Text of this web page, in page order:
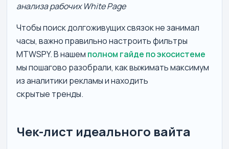
анализа рабочих White Page
Чтобы поиск долгоживущих связок не занимал
часы, важно правильно настроить фильтры
MTWSPY. В нашем полном гайде по экосистеме
мы пошагово разобрали, как выжимать максимум
из аналитики рекламы и находить
скрытые тренды.
Чек-лист идеального вайта